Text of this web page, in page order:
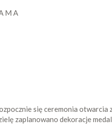
M A
się ceremonia
zaplanowano dekoracje